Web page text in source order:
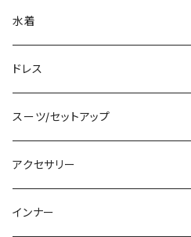
ノースリーブ
その他
チュニック
ベアトップ/チューブトップ
カーディガン/ボレロ
ニット/セーター
パーカー
スウェット/トレーナー
ロング丈
デニム
レギンス
その他
オールインワン
ミディアム/ミモレ
ロング
その他
コート
ジャケット
その他
水着
タンキニ
バンドゥビキニ
ワンピース
ラッシュガード
ドレス
ミニ/ショート
ミディアム/ミモレ
ロング/マキシ
スーツ/セットアップ
パンツスーツ
スカートスーツ
アクセサリー
ネックレス
インナー